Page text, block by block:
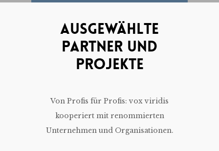
Ausgewählte
Partner Und
Projekte
Von Profis für Profis: vox viridis
kooperiert mit renommierten
Unternehmen und Organisationen.